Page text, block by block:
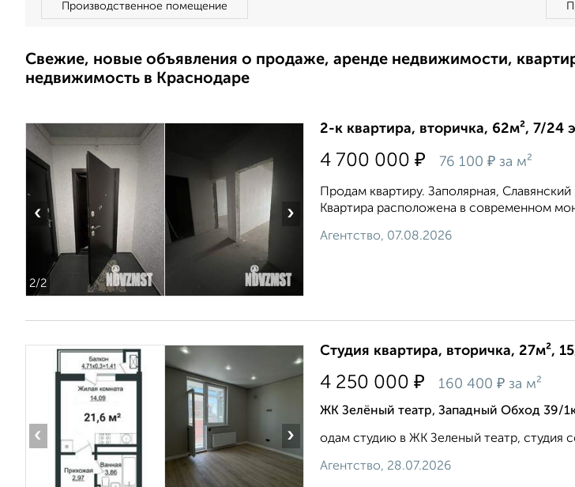
Производственное помещение
Свежие, новые объявления о продаже, аренде недвижимости,
недвижимость в Краснодаре
2/2
‹ ›
2-к квартира, вторичка, 62м², 7/24
4 700 000 ₽ 76 100 ₽ за м²
Продам квартиру. Заполярная,
Квартира расположена в современном
Агентство, 07.08.2026
‹ ›
Студия квартира, вторичка, 27м²,
4 250 000 ₽ 160 400 ₽ за м²
ЖК Зелёный театр, Западный Обход 39/
одам студию в ЖК Зеленый театр, студия
Агентство, 28.07.2026